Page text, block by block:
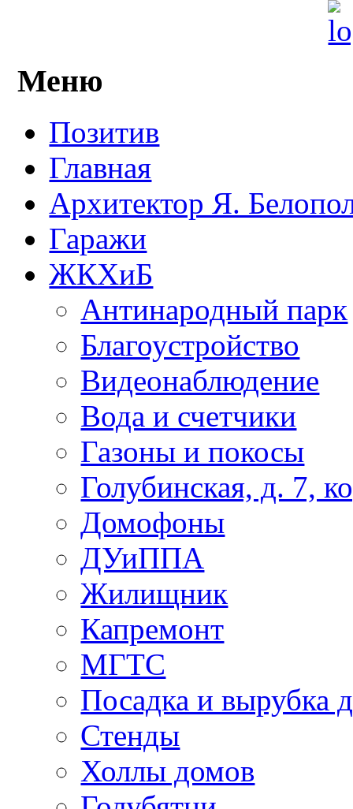
Меню
Позитив
Главная
Архитектор Я.
Гаражи
ЖКХиБ
Антинародный парк
Благоустройство
Видеонаблюдение
Вода и счетчики
Газоны и покосы
Голубинская, д. 7,
Домофоны
ДУиППА
Жилищник
Капремонт
МГТС
Посадка и вырубка
Стенды
Холлы домов